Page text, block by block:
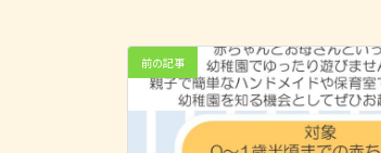
前の記事